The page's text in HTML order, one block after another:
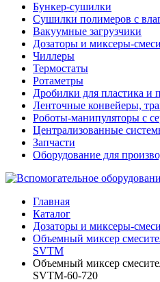
Бункер-сушилки
Сушилки полимеров с
Вакуумные загрузчики
Дозаторы и миксеры-
Чиллеры
Термостаты
Ротаметры
Дробилки для пластика и
Ленточные конвейеры,
Роботы-манипуляторы с
Централизованные
Запчасти
Оборудование для
Главная
Каталог
Дозаторы и миксеры-
Объемный миксер
SVTM
Объемный миксер
SVTM-60-720